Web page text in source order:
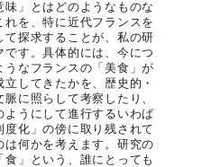
味」とはどのようなものな
れを、特に近代フランスを
て探求することが、私の研
です。具体的には、今につ
うなフランスの「美食」が
立してきたかを、歴史的・
脈に照らして考察したり、
ようにして進行するいわば
度化」の傍に取り残されて
は何かを考えます。研究の
食」という、誰にとっても